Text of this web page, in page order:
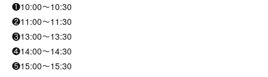
❶10:00〜10:30
❷11:00〜11:30
❸13:00〜13:30
❹14:00〜14:30
❺15:00〜15:30